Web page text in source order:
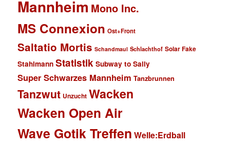
Mannheim Mono Inc.
MS Connexion Ost+Front
Saltatio Mortis Schandmaul Schlachthof Solar Fake
Stahlmann Statistik Subway to Sally
Super Schwarzes Mannheim Tanzbrunnen
Tanzwut Unzucht Wacken
Wacken Open Air
Wave Gotik Treffen Welle:Erdball